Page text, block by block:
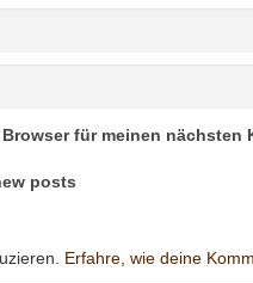
für meinen nächsten
posts
Erfahre, wie deine